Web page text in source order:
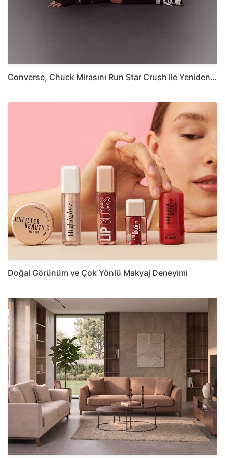
Converse, Chuck Mirasını Run Star Crush ile Yeniden…
Doğal Görünüm ve Çok Yönlü Makyaj Deneyimi